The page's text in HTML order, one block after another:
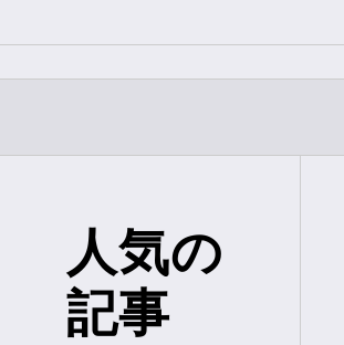
人気の
記事